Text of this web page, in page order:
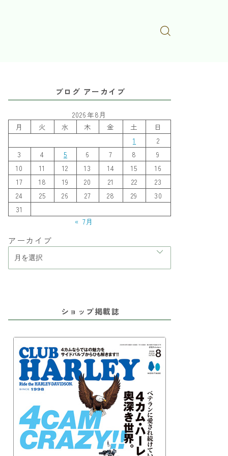
ブログ アーカイブ
2026年8月
月
火 水 木 金 土
日
1
2
3
4 5 6 7 8
9
10
11 12 13 14 15
16
17
18 19 20 21 22
23
24
25 26 27 28 29
30
31
« 7月
アーカイブ
ショップ掲載誌